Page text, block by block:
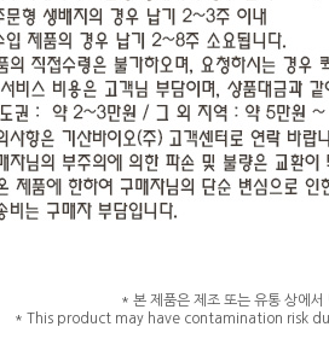
* 본 제품은 제조 또는 유통 상에서
* This product may have contamination risk